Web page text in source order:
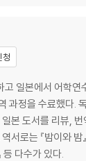
청
일본에서 어학연
과정을 수료했다.
본 도서를 리뷰,
서로는 『밤이와 밤
등 다수가 있다.